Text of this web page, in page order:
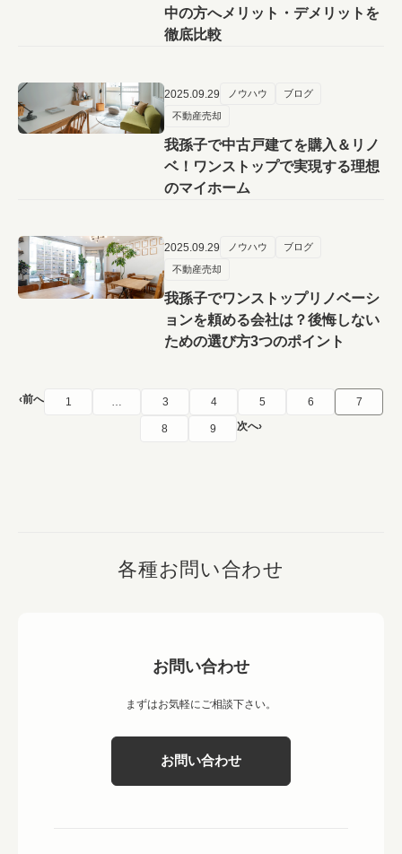
中の方へメリット・デメリットを
徹底比較
2025.09.29 ノウハウ ブログ
不動産売却
我孫子で中古戸建てを購入＆リノ
ベ！ワンストップで実現する理想
のマイホーム
2025.09.29 ノウハウ ブログ
不動産売却
我孫子でワンストップリノベーシ
ョンを頼める会社は？後悔しない
ための選び方3つのポイント
前へ 1 … 3 4 5 6 7
8 9 次へ
各種お問い合わせ
お問い合わせ
まずはお気軽にご相談下さい。
お問い合わせ